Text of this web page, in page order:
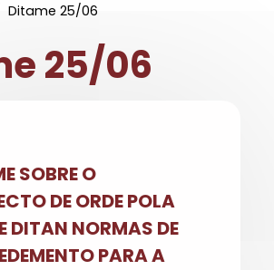
Ditame 25/06
25/06
SOBRE O
DE ORDE POLA
DITAN NORMAS DE
PARA A